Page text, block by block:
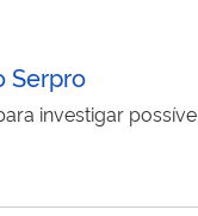
Serpro
investigar